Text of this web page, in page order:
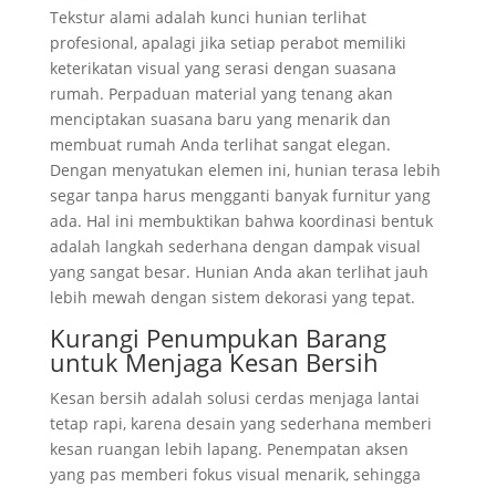
Tekstur alami adalah kunci hunian terlihat
profesional, apalagi jika setiap perabot memiliki
keterikatan visual yang serasi dengan suasana
rumah. Perpaduan material yang tenang akan
menciptakan suasana baru yang menarik dan
membuat rumah Anda terlihat sangat elegan.
Dengan menyatukan elemen ini, hunian terasa lebih
segar tanpa harus mengganti banyak furnitur yang
ada. Hal ini membuktikan bahwa koordinasi bentuk
adalah langkah sederhana dengan dampak visual
yang sangat besar. Hunian Anda akan terlihat jauh
lebih mewah dengan sistem dekorasi yang tepat.
Kurangi Penumpukan Barang
untuk Menjaga Kesan Bersih
Kesan bersih adalah solusi cerdas menjaga lantai
tetap rapi, karena desain yang sederhana memberi
kesan ruangan lebih lapang. Penempatan aksen
yang pas memberi fokus visual menarik, sehingga